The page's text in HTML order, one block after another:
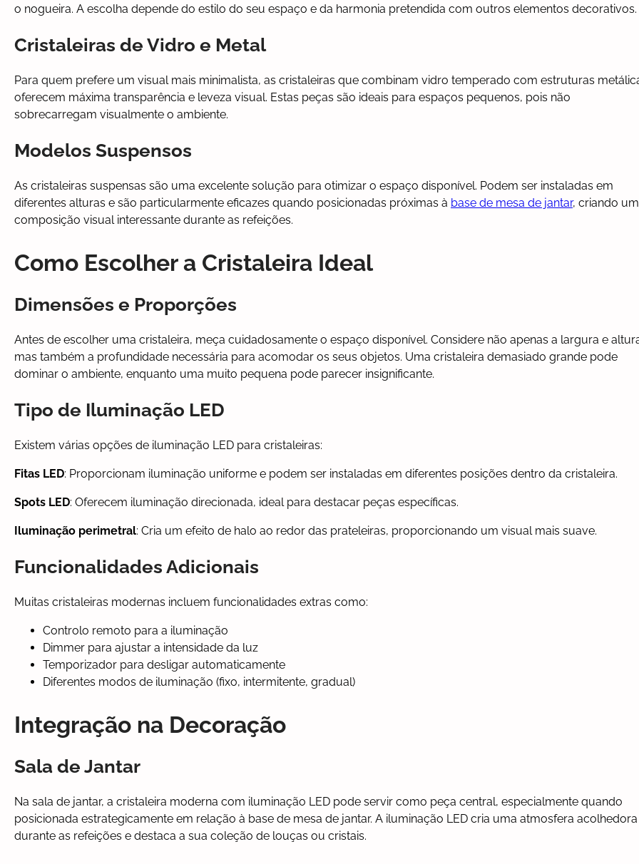
o nogueira. A escolha depende do estilo do seu espaço e da harmonia pretendida com outros elementos decorativos.
Cristaleiras de Vidro e Metal
Para quem prefere um visual mais minimalista, as cristaleiras que combinam vidro temperado com estruturas
oferecem máxima transparência e leveza visual. Estas peças são ideais para espaços pequenos, pois não
sobrecarregam visualmente o ambiente.
Modelos Suspensos
As cristaleiras suspensas são uma excelente solução para otimizar o espaço disponível. Podem ser instaladas em
diferentes alturas e são particularmente eficazes quando posicionadas próximas à base de mesa de jantar, criando
composição visual interessante durante as refeições.
Como Escolher a Cristaleira Ideal
Dimensões e Proporções
Antes de escolher uma cristaleira, meça cuidadosamente o espaço disponível. Considere não apenas a largura e
mas também a profundidade necessária para acomodar os seus objetos. Uma cristaleira demasiado grande pode
dominar o ambiente, enquanto uma muito pequena pode parecer insignificante.
Tipo de Iluminação LED
Existem várias opções de iluminação LED para cristaleiras:
Fitas LED: Proporcionam iluminação uniforme e podem ser instaladas em diferentes posições dentro da cristaleira.
Spots LED: Oferecem iluminação direcionada, ideal para destacar peças específicas.
Iluminação perimetral: Cria um efeito de halo ao redor das prateleiras, proporcionando um visual mais suave.
Funcionalidades Adicionais
Muitas cristaleiras modernas incluem funcionalidades extras como:
Controlo remoto para a iluminação
Dimmer para ajustar a intensidade da luz
Temporizador para desligar automaticamente
Diferentes modos de iluminação (fixo, intermitente, gradual)
Integração na Decoração
Sala de Jantar
Na sala de jantar, a cristaleira moderna com iluminação LED pode servir como peça central, especialmente quando
posicionada estrategicamente em relação à base de mesa de jantar. A iluminação LED cria uma atmosfera acolhedora
durante as refeições e destaca a sua coleção de louças ou cristais.